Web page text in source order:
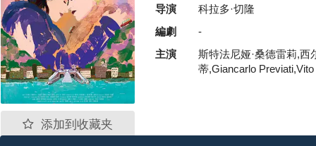
添加到收藏夹
导演
科拉多·切隆
編劇
-
主演
斯特法尼娅·桑德雷莉,西
蒂,Giancarlo Previati,Vito